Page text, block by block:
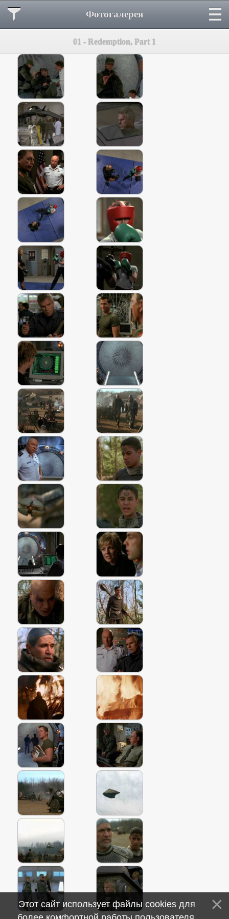
Фотогалерея
01 - Redemption, Part 1
Этот сайт использует файлы cookies для